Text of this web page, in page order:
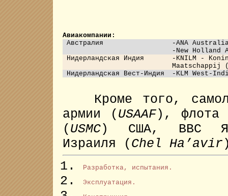
Авиакомпании:
Австралия
-ANA
-New Holland
Нидерландская Индия
-KNILM -
Maatschappij
Нидерландская Вест-Индия
-KLM West-
Кроме того,
армии ( USAAF),
( USMC) США, ВВС
Израиля ( Chel Ha’avir
Разработка, испытания.
Эксплуатация.